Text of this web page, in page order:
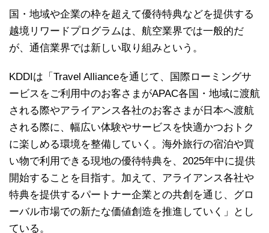
国・地域や企業の枠を超えて優待特典などを提供する
越境リワードプログラムは、航空業界では一般的だ
が、通信業界では新しい取り組みという。
KDDIは「Travel Allianceを通じて、国際ローミングサ
ービスをご利用中のお客さまがAPAC各国・地域に渡航
される際やアライアンス各社のお客さまが日本へ渡航
される際に、幅広い体験やサービスを快適かつおトク
に楽しめる環境を整備していく。海外旅行の宿泊や買
い物で利用できる現地の優待特典を、2025年中に提供
開始することを目指す。加えて、アライアンス各社や
特典を提供するパートナー企業との共創を通じ、グロ
ーバル市場での新たな価値創造を推進していく」とし
ている。